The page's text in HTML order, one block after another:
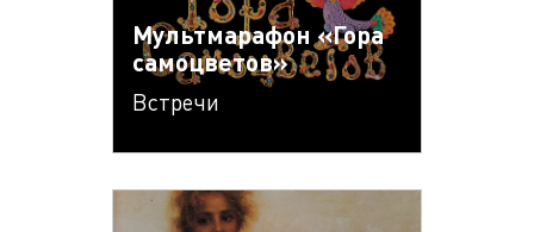
Мультмарафон «Гора
самоцветов»
Встречи